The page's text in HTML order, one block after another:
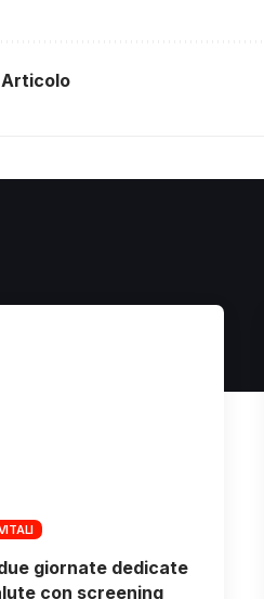
giornate dedicate
con screening